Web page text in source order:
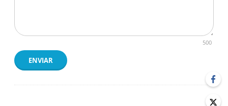
500
ENVIAR